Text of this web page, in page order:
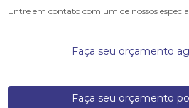
Entre em contato com um de nossos
Faça seu orçamento
Faça seu orçamento